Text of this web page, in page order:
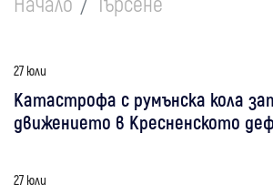
27 юли
Катастрофа с румънска кола
движението в Кресненското
27 юли